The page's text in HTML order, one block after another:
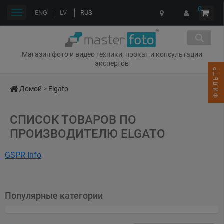
ENG LV RUS 0
Магазин фото и видео техники, прокат и консультации
экспертов
Переключить
Домой > Elgato
СПИСОК ТОВАРОВ ПО
ПРОИЗВОДИТЕЛЮ ELGATO
GSPR Info
94304, USA
Популярные категории
ФИЛЬТР